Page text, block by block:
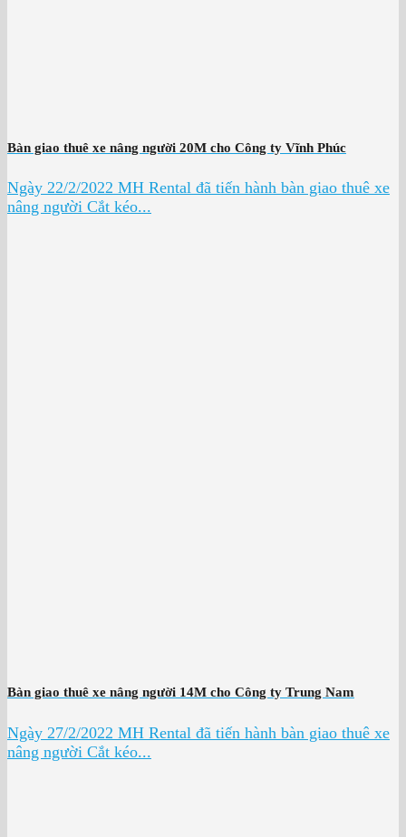
Bàn giao thuê xe nâng người 20M cho Công ty Vĩnh Phúc
Ngày 22/2/2022 MH Rental đã tiến hành bàn giao thuê xe
nâng người Cắt kéo...
Bàn giao thuê xe nâng người 14M cho Công ty Trung Nam
Ngày 27/2/2022 MH Rental đã tiến hành bàn giao thuê xe
nâng người Cắt kéo...